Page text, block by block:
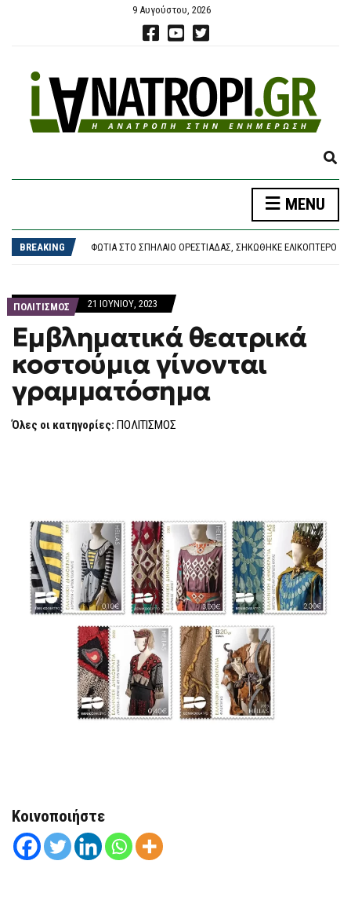
9 Αυγούστου, 2026
E
P
N
MENU
BREAKING
ΦΩΤΙΈΣ: ΝΈΟΣ ΕΦΙΆΛΤΗΣ ΈΩΣ ΤΗΝ ΤΕΤΆΡΤΗ – 9 ΜΠΟΦΌΡ, 40ΆΡΙΑ ΚΑΙ «HOT-DRY-WINDY» ΑΠΕΙΛΟΎΝ ΤΗ ΧΏΡΑ
ΦΩΤΙΆ ΣΤΟ ΣΠΉΛΑΙΟ ΟΡΕΣΤΙΆΔΑΣ, ΣΗΚΏΘΗΚΕ ΕΛΙΚΌΠΤΕΡΟ
ΠΟΛΙΤΙΣΜΟΣ 21 ΙΟΥΝΊΟΥ, 2023
Εμβληματικά θεατρικά
κοστούμια γίνονται
γραμματόσημα
Όλες οι κατηγορίες: ΠΟΛΙΤΙΣΜΟΣ
Κοινοποιήστε